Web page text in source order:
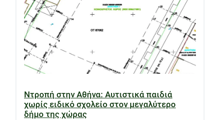
Ντροπή στην Αθήνα: Αυτιστικά παιδιά
χωρίς ειδικό σχολείο στον μεγαλύτερο
δήμο της χώρας